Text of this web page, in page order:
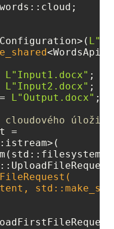
L"Input1.docx" ;
L"Input2.docx" ;
L"Output.docx" ;
cloudového
=